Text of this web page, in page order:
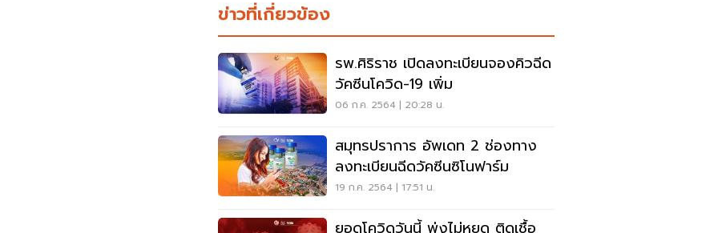
ข่าวที่เกี่ยวข้อง
รพ.ศิริราช เปิดลงทะเบียนจองคิวฉีด
วัคซีนโควิด-19 เพิ่ม
06 ก.ค. 2564 | 20:28 น.
สมุทรปราการ อัพเดท 2 ช่องทาง
ลงทะเบียนฉีดวัคซีนซิโนฟาร์ม
19 ก.ค. 2564 | 17:51 น.
ยอดโควิดวันนี้ พุ่งไม่หยุด ติดเชื้อ